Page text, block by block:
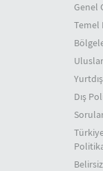
Genel
Temel
Dış